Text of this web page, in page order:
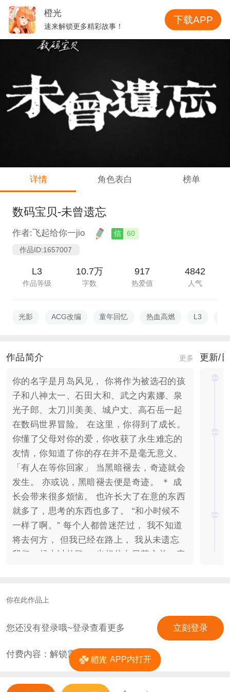
详情 角色表白 榜单
数码宝贝-未曾遗忘
作者:飞起给你一jio 信
60
作品ID:1657007
L3
作品等级
10.7万
字数
917
热爱值
4842
人气
光影 ACG改编 童年回忆 热血高燃 L3
作品简介 更多
你的名字是月岛风见， 你将作为被选召的孩
子和八神太一、石田大和、武之内素娜、泉
光子郎、太刀川美美、城户丈、高石岳一起
在数码世界冒险。 在这里，你得到了成长。
你懂了父母对你的爱，你收获了永生难忘的
友情，你知道了你的存在并不是毫无意义。
「有人在等你回家」 当黑暗褪去，奇迹就会
发生。 亦或说，黑暗褪去便是奇迹。 ＊ 成
长会带来很多烦恼。 也许长大了在意的东西
就多了，思考的东西也多了。 “和小时候不
一样了啊。” 每个人都曾迷茫过， 我不知道
将去何方， 但我已经在路上， 我从未遗忘
我们一起走过的路， 也相信在日落之前一定
我们的故事从未完结。 **可攻略角色 「勇
健气的校队前锋，出乎意料的冷静，但面对
感情时的反应似乎和勇气并不挂钩。 “抱
歉，我有喜欢的人了。” 关键事件:勇气徽
章，滚球兽在东京，御台场事件，无限龙
兽，护目镜，给她的礼物，被捉去的亚古
更新/
你在此作品上
您还没有登录哦~登录查看更多 立刻登录
付费内容：解锁需 4花
橙光
速来解锁更多精彩故事！
下载APP
APP内打开